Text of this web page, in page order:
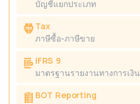
บัญชีแยกประเภท
Tax
ภาษีซื้อ-ภาษีขาย
IFRS 9
มาตรฐานรายงานทางการเงิน
BOT Reporting